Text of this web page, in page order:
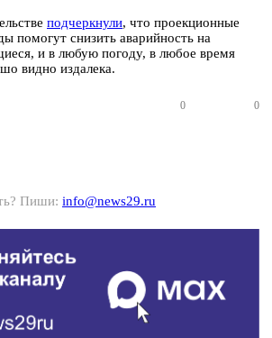
подчеркнули, что проекционные
помогут снизить аварийность на
и в любую погоду, в любое время
видно издалека.
0 0
Пиши: info@news29.ru